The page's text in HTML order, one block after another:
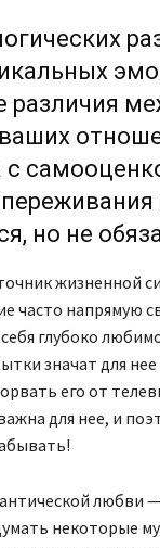
с
но не
жизненной
часто напрямую
глубоко
значат для
его от
для нее, и
любви
некоторые